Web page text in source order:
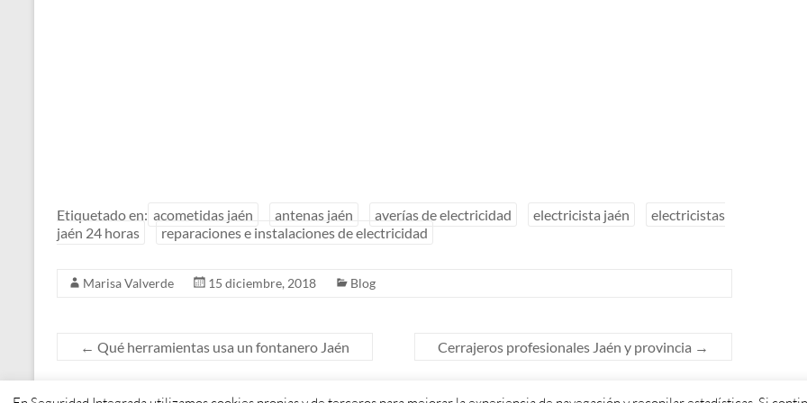
Etiquetado en: acometidas jaén antenas jaén averías de electricidad electricista jaén
electricistas
jaén 24 horas
reparaciones e instalaciones de electricidad
Marisa Valverde 15 diciembre, 2018 Blog
← Qué herramientas usa un fontanero Jaén Cerrajeros profesionales Jaén y provincia →